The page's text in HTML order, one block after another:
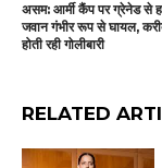
असम: आर्मी कैंप पर ग्रेनेड से
जवान गंभीर रूप से घायल,
होती रही गोलीबारी
RELATED